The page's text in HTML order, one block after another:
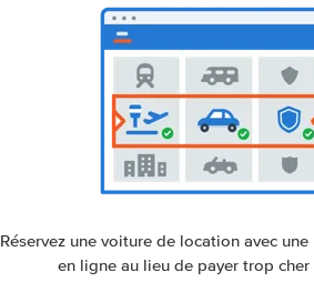
Réservez une voiture de location avec une
en ligne au lieu de payer trop cher